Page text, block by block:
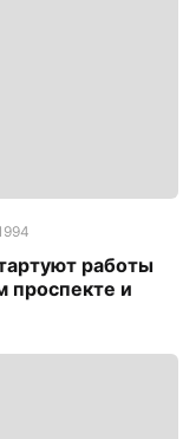
работы
проспекте и